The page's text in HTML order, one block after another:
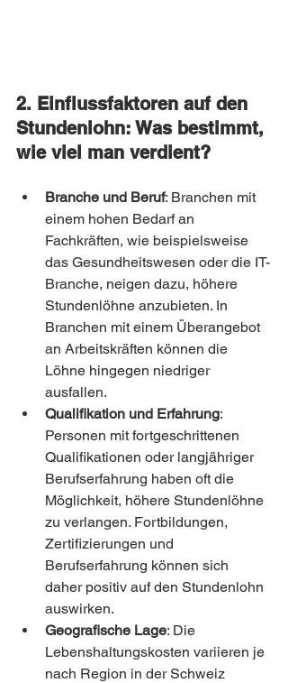
2. Einflussfaktoren auf den
Stundenlohn: Was bestimmt,
wie viel man verdient?
Branche und Beruf: Branchen mit
einem hohen Bedarf an
Fachkräften, wie beispielsweise
das Gesundheitswesen oder die IT-
Branche, neigen dazu, höhere
Stundenlöhne anzubieten. In
Branchen mit einem Überangebot
an Arbeitskräften können die
Löhne hingegen niedriger
ausfallen.
Qualifikation und Erfahrung:
Personen mit fortgeschrittenen
Qualifikationen oder langjähriger
Berufserfahrung haben oft die
Möglichkeit, höhere Stundenlöhne
zu verlangen. Fortbildungen,
Zertifizierungen und
Berufserfahrung können sich
daher positiv auf den Stundenlohn
auswirken.
Geografische Lage: Die
Lebenshaltungskosten variieren je
nach Region in der Schweiz